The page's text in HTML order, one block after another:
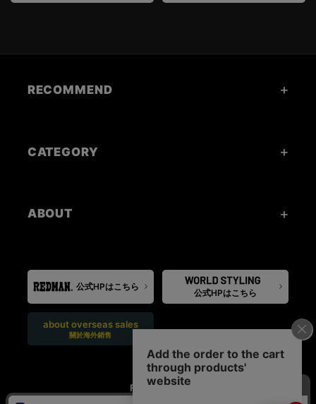
RECOMMEND
CATEGORY
ABOUT
公式HPはこちら
公式HPはこちら
about overseas sales
關於海外銷售
FOLLOW US: